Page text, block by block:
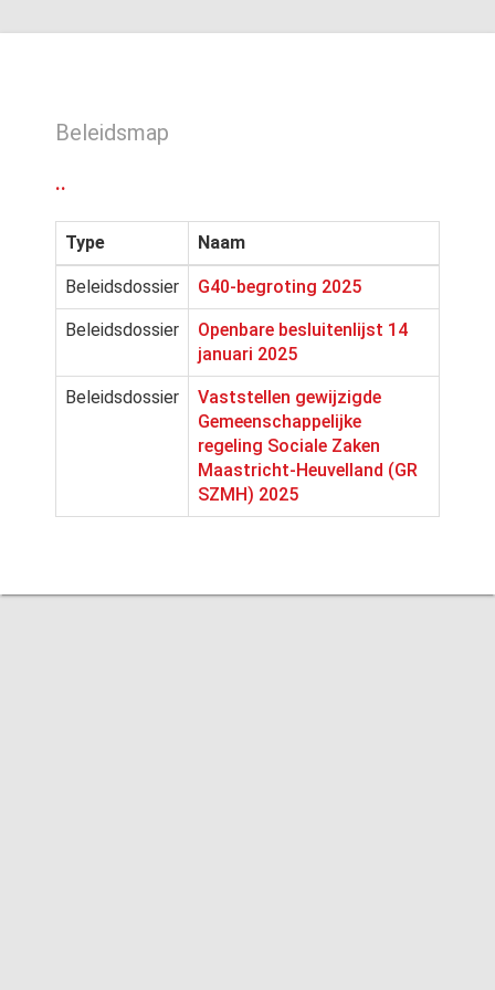
Beleidsmap
..
Type Naam
Beleidsdossier G40-begroting 2025
Beleidsdossier
Openbare besluitenlijst 14
januari 2025
Beleidsdossier
Vaststellen gewijzigde
Gemeenschappelijke
regeling Sociale Zaken
Maastricht-Heuvelland (GR
SZMH) 2025